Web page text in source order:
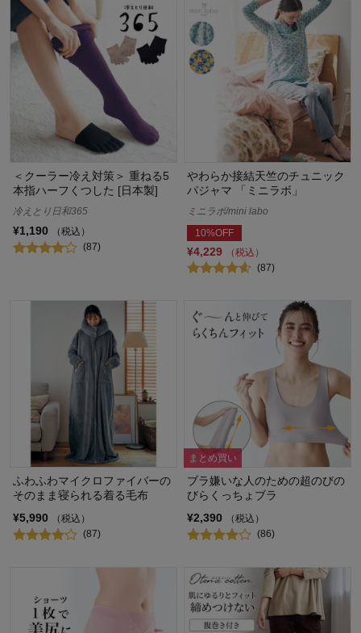
＜クーラー冷え対策＞ 重ねる5
本指ハーフくつした [日本製]
冷えとり日和365
¥1,190
（税込）
(87)
やわらか接結天竺のチュニック
パジャマ 「ミニラボ」
ミニラボ/mini labo
10%OFF
¥4,229
（税込）
(87)
ふわふわマイクロファイバーの
そのまま寝られる着る毛布
¥5,990
（税込）
(87)
まとめ買い
ブラ嫌いな人のための超のびの
びらくっちょブラ
¥2,390
（税込）
(86)